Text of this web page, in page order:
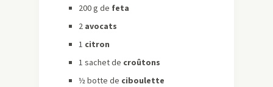
200 g de feta
2 avocats
1 citron
1 sachet de croûtons
½ botte de ciboulette